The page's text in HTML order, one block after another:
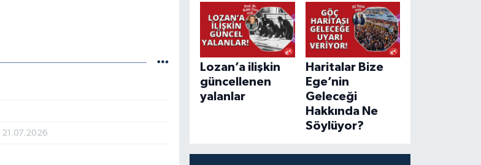
21.07.2026
Lozan’a ilişkin
güncellenen
yalanlar
Haritalar Bize
Ege’nin
Geleceği
Hakkında Ne
Söylüyor?